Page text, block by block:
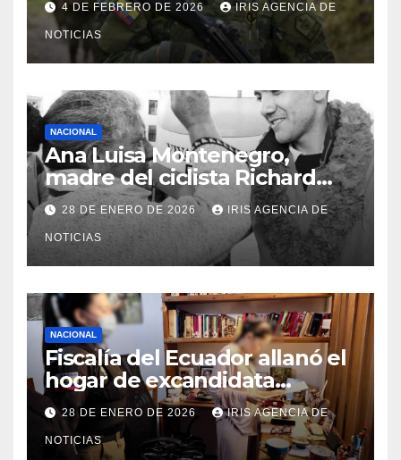
viernes 6 de febrero
4 DE FEBRERO DE 2026 IRIS AGENCIA DE
NOTICIAS
NACIONAL
Ana Luisa Montenegro,
madre del ciclista Richard
Carapaz falleció en Tulcán, a
los 73 años
28 DE ENERO DE 2026 IRIS AGENCIA DE
NOTICIAS
NACIONAL
Fiscalía del Ecuador allanó el
hogar de excandidata
presidencial vinculada al caso
Caja Chica
28 DE ENERO DE 2026 IRIS AGENCIA DE
NOTICIAS